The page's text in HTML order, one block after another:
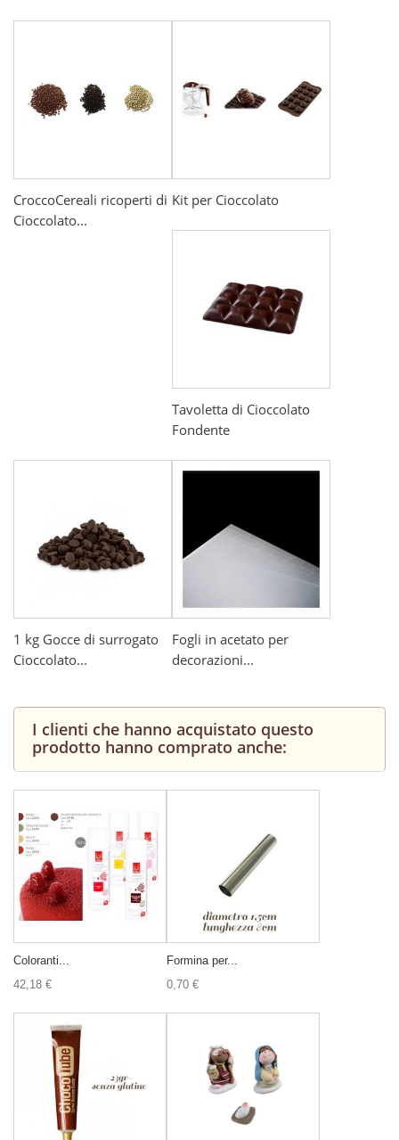
CroccoCereali ricoperti di
Cioccolato...
Kit per Cioccolato
Tavoletta di Cioccolato
Fondente
1 kg Gocce di surrogato
Cioccolato...
Fogli in acetato per
decorazioni...
I clienti che hanno acquistato questo
prodotto hanno comprato anche:
Coloranti...
42,18 €
Formina per...
0,70 €